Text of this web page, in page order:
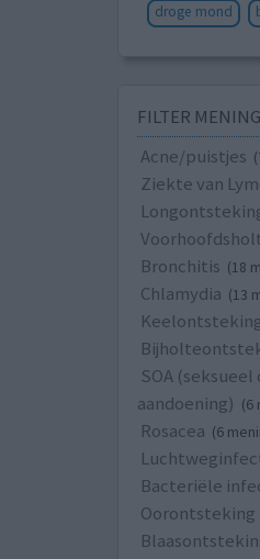
droge mond
FILTER
Acne/puistjes
Ziekte van
Bronchitis (18
Chlamydia (13
SOA
aandoening) (6
Rosacea (6
Bacteriële
Oorontsteking